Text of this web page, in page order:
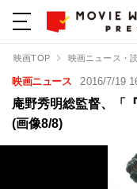
映画TOP 映画ニュース・
映画ニュース 2016/7/19
庵野秀明総監督、「
(画像8/8)